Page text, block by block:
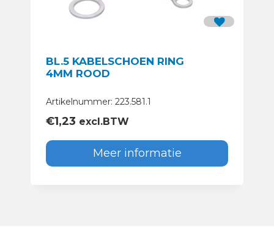
BL.5 KABELSCHOEN RING
4MM ROOD
Artikelnummer: 223.581.1
€1,23 excl.BTW
Meer informatie